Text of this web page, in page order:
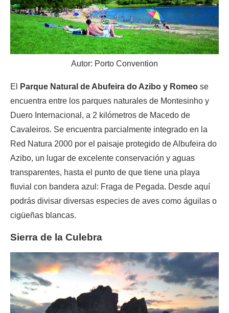
Autor: Porto Convention
El Parque Natural de Abufeira do Azibo y Romeo se
encuentra entre los parques naturales de Montesinho y
Duero Internacional, a 2 kilómetros de Macedo de
Cavaleiros. Se encuentra parcialmente integrado en la
Red Natura 2000 por el paisaje protegido de Albufeira do
Azibo, un lugar de excelente conservación y aguas
transparentes, hasta el punto de que tiene una playa
fluvial con bandera azul: Fraga de Pegada. Desde aquí
podrás divisar diversas especies de aves como águilas o
cigüeñas blancas.
Sierra de la Culebra